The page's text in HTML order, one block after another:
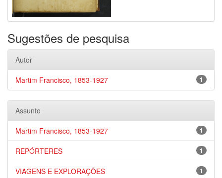
Sugestões de pesquisa
Autor
1
Martim Francisco, 1853-1927
Assunto
1
Martim Francisco, 1853-1927
1
REPÓRTERES
1
VIAGENS E EXPLORAÇÕES